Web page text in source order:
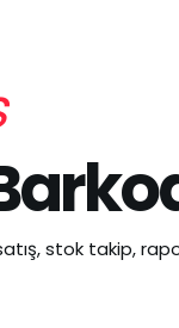
stok takip,